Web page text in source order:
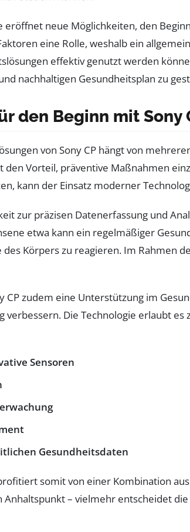
neue Möglichkeiten, den
eine Rolle, weshalb ein
effektiv genutzt werden
nachhaltigen Gesundheitsplan zu
den Beginn mit Sony
von Sony CP hängt von
Vorteil, präventive Maßnahmen
kann der Einsatz moderner
zur präzisen Datenerfassung und
etwa kann ein regelmäßiger
Körpers zu reagieren. Im Rahmen
CP zudem eine Unterstützung im
Die Technologie erlaubt
Sensoren
Gesundheitsdaten
somit von einer Kombination
– vielmehr entscheidet